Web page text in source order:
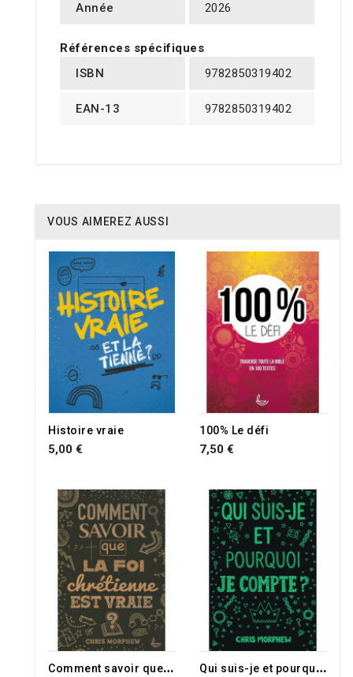
Année 2026
Références spécifiques
ISBN
9782850319402
EAN-13 9782850319402
VOUS AIMEREZ AUSSI
Histoire vraie
5,00 €
100% Le défi
7,50 €
C
omment savoir que la foi chrétienne est vraie ? Q
ui suis-je et pourquoi je compte ?